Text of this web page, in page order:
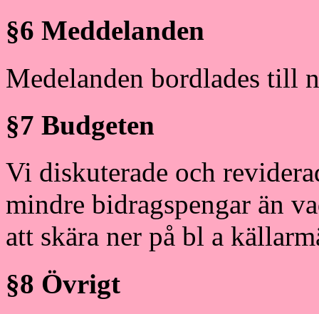
§6 Meddelanden
Medelanden bordlades till
§7 Budgeten
Vi diskuterade och
mindre bidragspengar än
att skära ner på bl a
§8 Övrigt